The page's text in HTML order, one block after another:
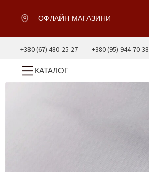
ОФЛАЙН МАГАЗИНИ
+380 (67) 480-25-27 +380 (95) 944-70-38
КАТАЛОГ